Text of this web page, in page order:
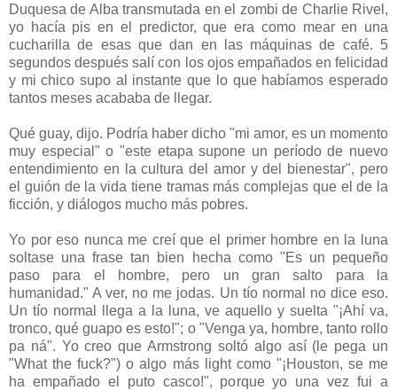
Duquesa de Alba transmutada en el zombi de Charlie Rivel,
yo hacía pis en el predictor, que era como mear en una
cucharilla de esas que dan en las máquinas de café. 5
segundos después salí con los ojos empañados en felicidad
y mi chico supo al instante que lo que habíamos esperado
tantos meses acababa de llegar.
Qué guay, dijo. Podría haber dicho "mi amor, es un momento
muy especial" o "este etapa supone un período de nuevo
entendimiento en la cultura del amor y del bienestar", pero
el guión de la vida tiene tramas más complejas que el de la
ficción, y diálogos mucho más pobres.
Yo por eso nunca me creí que el primer hombre en la luna
soltase una frase tan bien hecha como "Es un pequeño
paso para el hombre, pero un gran salto para la
humanidad." A ver, no me jodas. Un tío normal no dice eso.
Un tío normal llega a la luna, ve aquello y suelta "¡Ahí va,
tronco, qué guapo es esto!"; o "Venga ya, hombre, tanto rollo
pa ná". Yo creo que Armstrong soltó algo así (le pega un
"What the fuck?") o algo más light como "¡Houston, se me
ha empañado el puto casco!", porque yo una vez fui a